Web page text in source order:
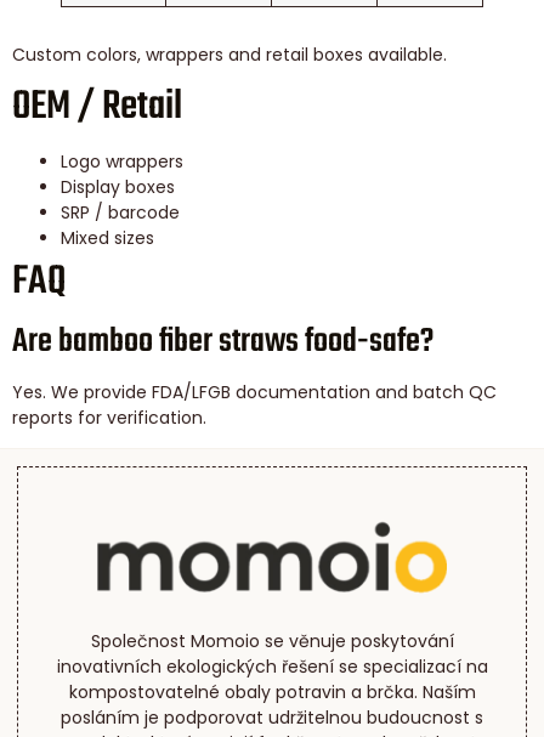
Custom colors, wrappers and retail boxes available.
OEM / Retail
Logo wrappers
Display boxes
SRP / barcode
Mixed sizes
FAQ
Are bamboo fiber straws food-safe?
Yes. We provide FDA/LFGB documentation and batch QC
reports for verification.
Společnost Momoio se věnuje poskytování
inovativních ekologických řešení se specializací na
kompostovatelné obaly potravin a brčka. Naším
posláním je podporovat udržitelnou budoucnost s